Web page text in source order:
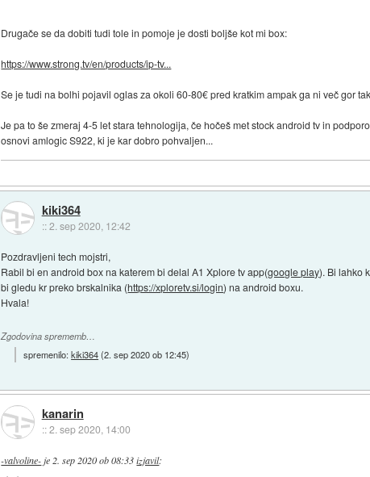
Drugače se da dobiti tudi tole in pomoje je dosti boljše kot mi box:
https://www.strong.tv/en/products/ip-tv...
Se je tudi na bolhi pojavil oglas za okoli 60-80€ pred kratkim ampak ga ni več gor
Je pa to še zmeraj 4-5 let stara tehnologija, če hočeš met stock android tv in
osnovi amlogic S922, ki je kar dobro pohvaljen...
kiki364
::2. sep 2020, 12:42
Pozdravljeni tech mojstri,
Rabil bi en android box na katerem bi delal A1 Xplore tv app(google play). Bi lahko
bi gledu kr preko brskalnika (https://xploretv.si/login) na android boxu.
Hvala!
Zgodovina sprememb…
spremenilo:kiki364(2. sep 2020 ob 12:45)
kanarin
::2. sep 2020, 14:00
-valvoline- je 2. sep 2020 ob 08:33 izjavil: